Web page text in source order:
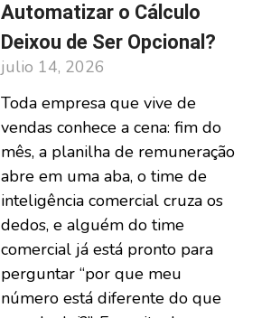
Automatizar o Cálculo
Deixou de Ser Opcional?
julio 14, 2026
Toda empresa que vive de
vendas conhece a cena: fim do
mês, a planilha de remuneração
abre em uma aba, o time de
inteligência comercial cruza os
dedos, e alguém do time
comercial já está pronto para
perguntar “por que meu
número está diferente do que